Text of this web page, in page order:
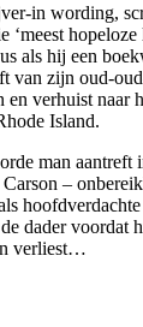
in wording,
‘meest
als hij een
van zijn oud-
en verhuist naar
Island.
man
–
dader voordat
verliest…